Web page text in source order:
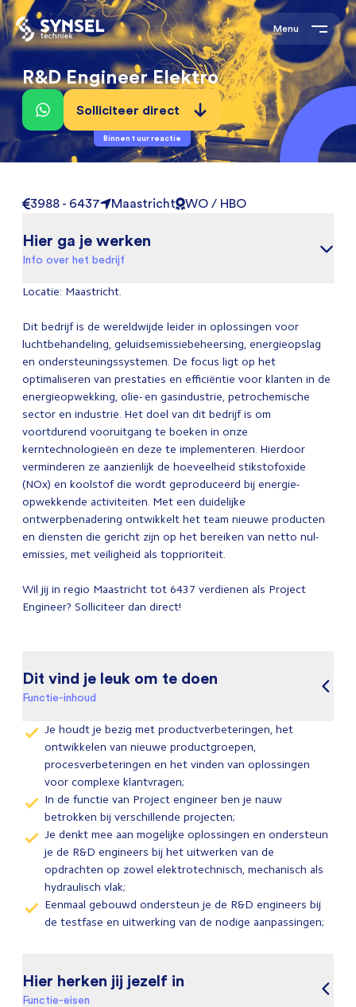
Menu
R&D Engineer Elektro
Solliciteer direct
Binnen 1 uur reactie
3988 - 6437 Maastricht WO / HBO
Hier ga je werken
Info over het bedrijf
Locatie: Maastricht.
Dit bedrijf is de wereldwijde leider in oplossingen voor
luchtbehandeling, geluidsemissiebeheersing, energieopslag
en ondersteuningssystemen. De focus ligt op het
optimaliseren van prestaties en efficiëntie voor klanten in de
energieopwekking, olie- en gasindustrie, petrochemische
sector en industrie. Het doel van dit bedrijf is om
voortdurend vooruitgang te boeken in onze
kerntechnologieën en deze te implementeren. Hierdoor
verminderen ze aanzienlijk de hoeveelheid stikstofoxide
(NOx) en koolstof die wordt geproduceerd bij energie-
opwekkende activiteiten. Met een duidelijke
ontwerpbenadering ontwikkelt het team nieuwe producten
en diensten die gericht zijn op het bereiken van netto nul-
emissies, met veiligheid als topprioriteit.
Wil jij in regio Maastricht tot 6437 verdienen als Project
Engineer? Solliciteer dan direct!
Dit vind je leuk om te doen
Functie-inhoud
Je houdt je bezig met productverbeteringen, het
ontwikkelen van nieuwe productgroepen,
procesverbeteringen en het vinden van oplossingen
voor complexe klantvragen;
In de functie van Project engineer ben je nauw
betrokken bij verschillende projecten;
Je denkt mee aan mogelijke oplossingen en ondersteun
je de R&D engineers bij het uitwerken van de
opdrachten op zowel elektrotechnisch, mechanisch als
hydraulisch vlak;
Eenmaal gebouwd ondersteun je de R&D engineers bij
de testfase en uitwerking van de nodige aanpassingen;
Hier herken jij jezelf in
Functie-eisen